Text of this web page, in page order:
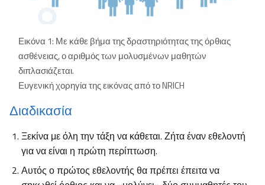
Εικόνα 1: Με κάθε βήμα της δραστηριότητας της όρθιας
ασθένειας, ο αριθμός των μολυσμένων μαθητών
διπλασιάζεται.
Ευγενική χορηγία της εικόνας από το NRICH
Διαδικασία
Ξεκίνα με όλη την τάξη να κάθεται. Ζήτα έναν εθελοντή
για να είναι η πρώτη περίπτωση.
Αυτός ο πρώτος εθελοντής θα πρέπει έπειτα να